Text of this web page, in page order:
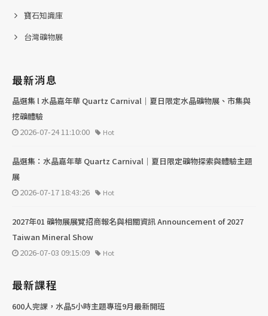
寶石知識庫
台灣礦物展
最新消息
晶選集 l 水晶嘉年華 Quartz Carnival｜夏日限定水晶礦物展、市集與
挖礦體驗
2026-07-24 11:10:00
Hot
晶選集：水晶嘉年華 Quartz Carnival｜夏日限定礦物探索與體驗主題
展
2026-07-17 18:43:26
Hot
2027年01 礦物展展覽招商報名與相關資訊 Announcement of 2027
Taiwan Mineral Show
2026-07-03 09:15:09
Hot
最新課程
600人完課，水晶5小時主題專班9月最新開班